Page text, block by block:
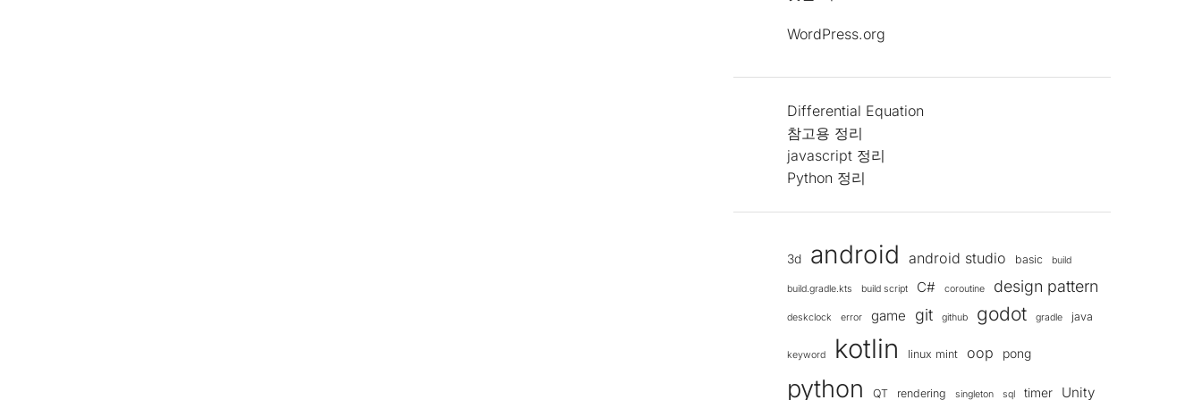
WordPress.org
Differential Equation
참고용 정리
javascript 정리
Python 정리
3d android android studio basic build
build.gradle.kts build script C# coroutine design pattern
deskclock error game git github godot gradle java
keyword kotlin linux mint oop pong
python QT rendering singleton sql timer Unity